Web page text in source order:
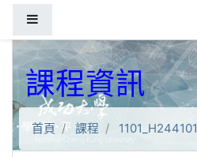
課程資訊
首頁 課程 1101_H244101